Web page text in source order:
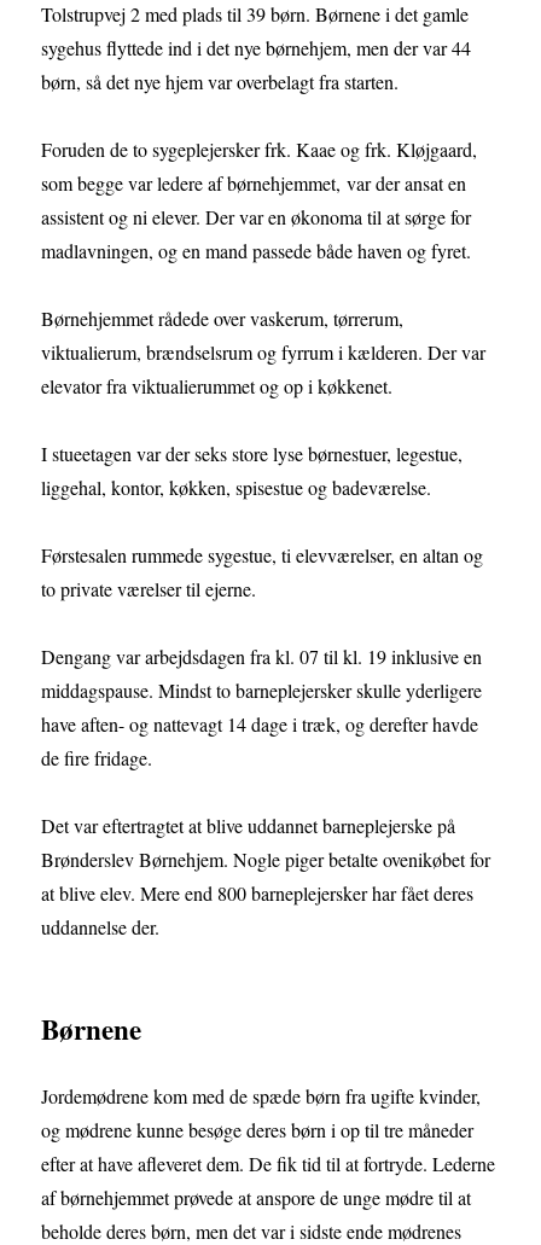
Tolstrupvej 2 med plads til 39 børn. Børnene i det gamle
sygehus flyttede ind i det nye børnehjem, men der var 44
børn, så det nye hjem var overbelagt fra starten.
Foruden de to sygeplejersker frk. Kaae og frk. Kløjgaard,
som begge var ledere af børnehjemmet, var der ansat en
assistent og ni elever. Der var en økonoma til at sørge for
madlavningen, og en mand passede både haven og fyret.
Børnehjemmet rådede over vaskerum, tørrerum,
viktualierum, brændselsrum og fyrrum i kælderen. Der var
elevator fra viktualierummet og op i køkkenet.
I stueetagen var der seks store lyse børnestuer, legestue,
liggehal, kontor, køkken, spisestue og badeværelse.
Førstesalen rummede sygestue, ti elevværelser, en altan og
to private værelser til ejerne.
Dengang var arbejdsdagen fra kl. 07 til kl. 19 inklusive en
middagspause. Mindst to barneplejersker skulle yderligere
have aften- og nattevagt 14 dage i træk, og derefter havde
de fire fridage.
Det var eftertragtet at blive uddannet barneplejerske på
Brønderslev Børnehjem. Nogle piger betalte ovenikøbet for
at blive elev. Mere end 800 barneplejersker har fået deres
uddannelse der.
Børnene
Jordemødrene kom med de spæde børn fra ugifte kvinder,
og mødrene kunne besøge deres børn i op til tre måneder
efter at have afleveret dem. De fik tid til at fortryde. Lederne
af børnehjemmet prøvede at anspore de unge mødre til at
beholde deres børn, men det var i sidste ende mødrenes